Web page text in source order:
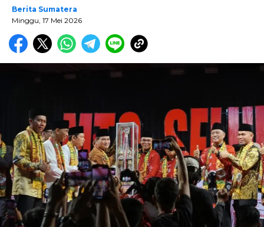
Berita Sumatera
Minggu, 17 Mei 2026